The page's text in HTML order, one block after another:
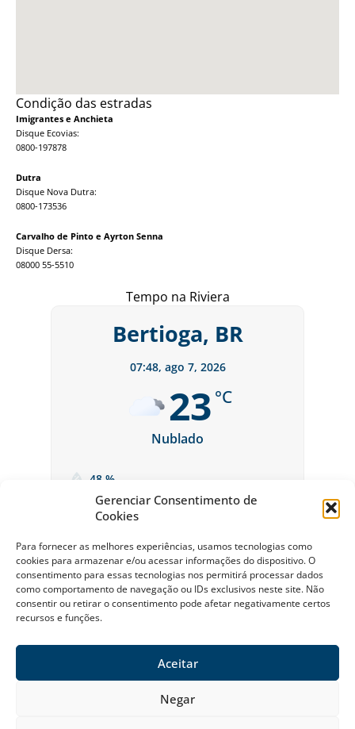
Gerenciar Consentimento de
Cookies
Para fornecer as melhores experiências, usamos tecnologias como
cookies para armazenar e/ou acessar informações do dispositivo. O
consentimento para essas tecnologias nos permitirá processar dados
como comportamento de navegação ou IDs exclusivos neste site. Não
consentir ou retirar o consentimento pode afetar negativamente certos
recursos e funções.
Aceitar
Negar
Condição das estradas
Imigrantes e Anchieta
Disque Ecovias:
0800-197878
Dutra
Disque Nova Dutra:
0800-173536
Carvalho de Pinto e Ayrton Senna
Disque Dersa:
08000 55-5510
Tempo na Riviera
Bertioga, BR
07:48, ago 7, 2026
23 °C
Nublado
48 %
© Riviera de São Lourenço Todos os Direitos Reservados 2026